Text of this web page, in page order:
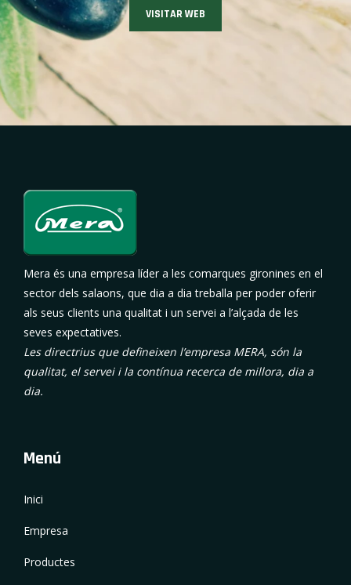
VISITAR WEB
Mera és una empresa líder a les comarques gironines en el
sector dels salaons, que dia a dia treballa per poder oferir
als seus clients una qualitat i un servei a l’alçada de les
seves expectatives.
Les directrius que defineixen l’empresa MERA, són la
qualitat, el servei i la contínua recerca de millora, dia a
dia.
Menú
Inici
Empresa
Productes